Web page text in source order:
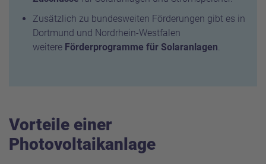
Zusätzlich zu bundesweiten Förderungen gibt es in
Dortmund und Nordrhein-Westfalen
weitere Förderprogramme für Solaranlagen.
Vorteile einer
Photovoltaikanlage